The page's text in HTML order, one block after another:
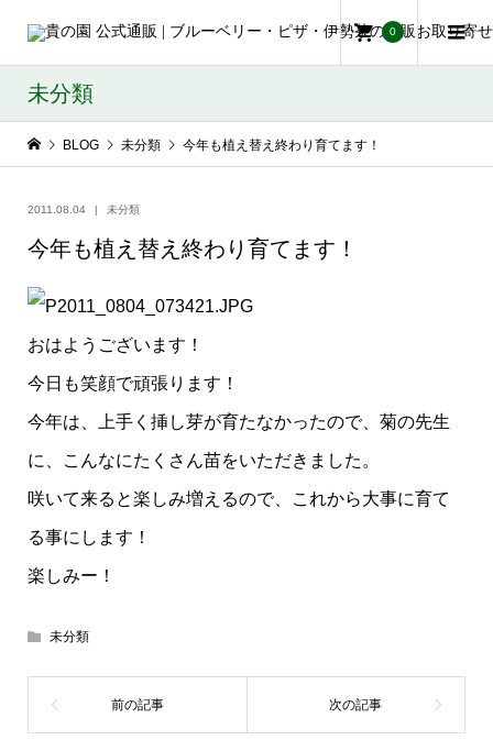
0
未分類
BLOG 未分類 今年も植え替え終わり育てます！
2011.08.04 未分類
今年も植え替え終わり育てます！
おはようございます！
今日も笑顔で頑張ります！
今年は、上手く挿し芽が育たなかったので、菊の先生
に、こんなにたくさん苗をいただきました。
咲いて来ると楽しみ増えるので、これから大事に育て
る事にします！
楽しみー！
未分類